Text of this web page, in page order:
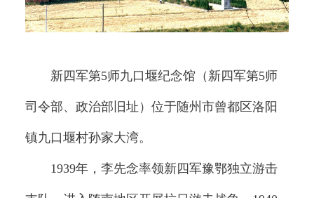
新四军第5师九口堰纪念馆（新四军第5师
司令部、政治部旧址）位于随州市曾都区洛阳
镇九口堰村孙家大湾。
1939年，李先念率领新四军豫鄂独立游击